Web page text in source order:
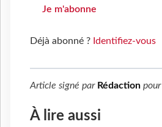
Je m'abonne
Déjà abonné ? Identifiez-vous
Article signé par Rédaction pour
À lire aussi